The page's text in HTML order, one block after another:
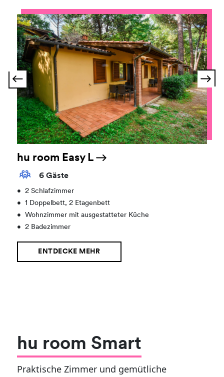
hu room Easy L
6 Gäste
•
2 Schlafzimmer
•
1 Doppelbett, 2 Etagenbett
•
Wohnzimmer mit ausgestatteter Küche
•
2 Badezimmer
ENTDECKE MEHR
hu room Smart
Praktische Zimmer und gemütliche